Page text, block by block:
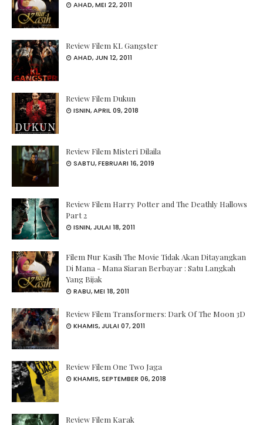
AHAD, MEI 22, 2011
Review Filem KL Gangster
AHAD, JUN 12, 2011
Review Filem Dukun
ISNIN, APRIL 09, 2018
Review Filem Misteri Dilaila
SABTU, FEBRUARI 16, 2019
Review Filem Harry Potter and The Deathly Hallows
Part 2
ISNIN, JULAI 18, 2011
Filem Nur Kasih The Movie Tidak Akan Ditayangkan
Di Mana - Mana Siaran Berbayar : Satu Langkah
Yang Bijak
RABU, MEI 18, 2011
Review Filem Transformers: Dark Of The Moon 3D
KHAMIS, JULAI 07, 2011
Review Filem One Two Jaga
KHAMIS, SEPTEMBER 06, 2018
Review Filem Karak